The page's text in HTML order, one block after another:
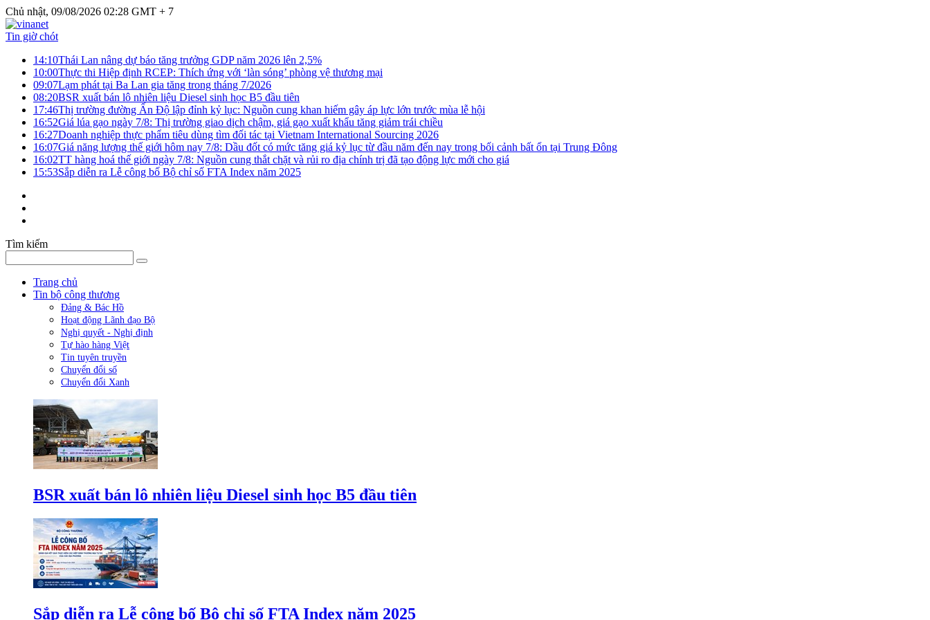
Chủ nhật, 09/08/2026 02:28 GMT + 7
Tin giờ chót
14:10Thái Lan nâng dự báo tăng trưởng GDP năm 2026 lên 2,5%
10:00Thực thi Hiệp định RCEP: Thích ứng với ‘làn sóng’ phòng vệ thương mại
09:07Lạm phát tại Ba Lan gia tăng trong tháng 7/2026
08:20BSR xuất bán lô nhiên liệu Diesel sinh học B5 đầu tiên
17:46Thị trường đường Ấn Độ lập đỉnh kỷ lục: Nguồn cung khan hiếm gây áp lực lớn trước mùa lễ hội
16:52Giá lúa gạo ngày 7/8: Thị trường giao dịch chậm, giá gạo xuất khẩu tăng giảm trái chiều
16:27Doanh nghiệp thực phẩm tiêu dùng tìm đối tác tại Vietnam International Sourcing 2026
16:07Giá năng lượng thế giới hôm nay 7/8: Dầu đốt có mức tăng giá kỷ lục từ đầu năm đến nay trong bối cảnh bất ổn tại Trung Đông
16:02TT hàng hoá thế giới ngày 7/8: Nguồn cung thắt chặt và rủi ro địa chính trị đã tạo động lực mới cho giá
15:53Sắp diễn ra Lễ công bố Bộ chỉ số FTA Index năm 2025
Tìm kiếm
Trang chủ
Tin bộ công thương
Đảng & Bác Hồ
Hoạt động Lãnh đạo Bộ
Nghị quyết - Nghị định
Tự hào hàng Việt
Tin tuyên truyền
Chuyển đổi số
Chuyển đổi Xanh
BSR xuất bán lô nhiên liệu Diesel sinh học B5 đầu tiên
Sắp diễn ra Lễ công bố Bộ chỉ số FTA Index năm 2025